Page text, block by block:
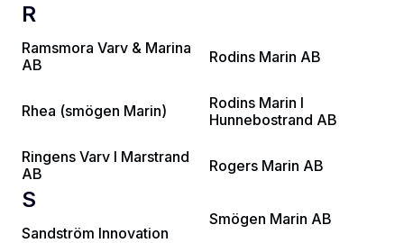
R
Ramsmora Varv & Marina
AB
Rhea (smögen Marin)
Ringens Varv I Marstrand
AB
Rodins Marin AB
Rodins Marin I
Hunnebostrand AB
Rogers Marin AB
S
Sandström Innovation
Smögen Marin AB